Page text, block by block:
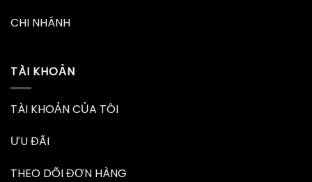
CHI NHÁNH
TÀI KHOẢN
TÀI KHOẢN CỦA TÔI
ƯU ĐÃI
THEO DÕI ĐƠN HÀNG